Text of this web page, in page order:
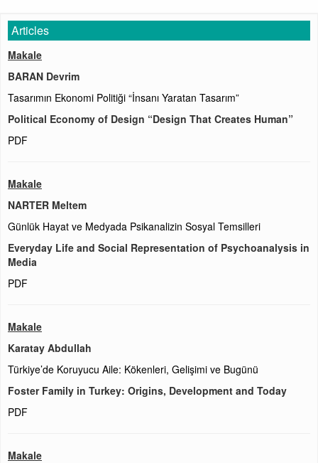
Articles
Makale
BARAN Devrim
Tasarımın Ekonomi Politiği “İnsanı Yaratan Tasarım”
Political Economy of Design “Design That Creates Human”
PDF
Makale
NARTER Meltem
Günlük Hayat ve Medyada Psikanalizin Sosyal Temsilleri
Everyday Life and Social Representation of Psychoanalysis in
Media
PDF
Makale
Karatay Abdullah
Türkiye’de Koruyucu Aile: Kökenleri, Gelişimi ve Bugünü
Foster Family in Turkey: Origins, Development and Today
PDF
Makale